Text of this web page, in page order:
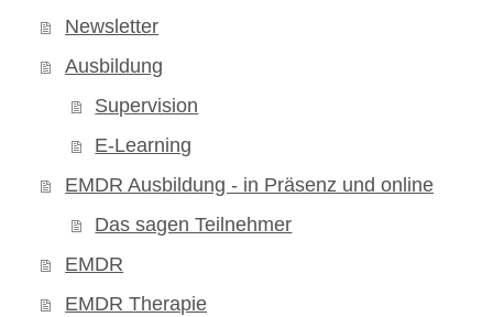
Newsletter
Ausbildung
Supervision
E-Learning
EMDR Ausbildung - in Präsenz und online
Das sagen Teilnehmer
EMDR
EMDR Therapie